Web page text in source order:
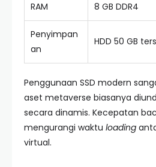
RAM 8 GB DDR4
Penyimpan
an
HDD 50 GB
Penggunaan SSD modern
aset metaverse biasanya
secara dinamis. Kecepatan
mengurangi waktu loading
virtual.